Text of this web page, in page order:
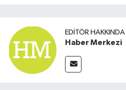
EDITÖR HAKKINDA
Haber Merkezi